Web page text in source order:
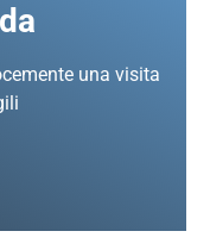
una visita